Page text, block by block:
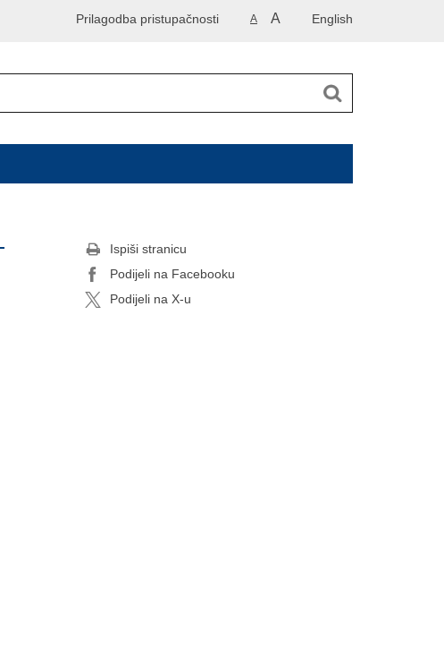
English
A A
Prilagodba pristupačnosti
Ispiši stranicu
Podijeli na Facebooku
Podijeli na X-u